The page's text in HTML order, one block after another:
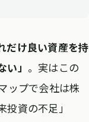
だけ良い資産を持
」 。実はこの
ップで会社は株
資の不足」